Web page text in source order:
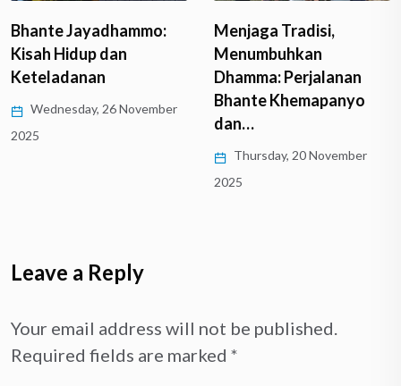
Bhante Jayadhammo:
Kisah Hidup dan
Keteladanan
Wednesday, 26 November
2025
Menjaga Tradisi,
Menumbuhkan
Dhamma: Perjalanan
Bhante Khemapanyo
dan…
Thursday, 20 November
2025
Leave a Reply
Your email address will not be published.
Required fields are marked *